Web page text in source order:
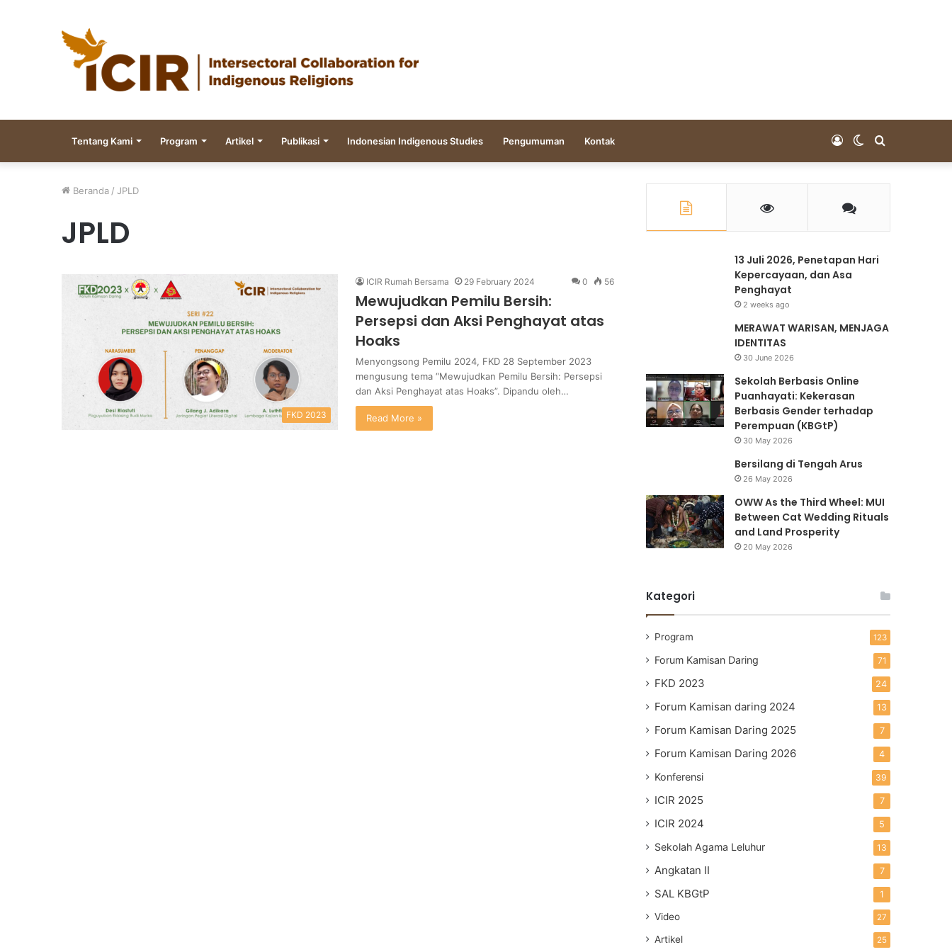
Tentang Kami Program Artikel Publikasi Indonesian Indigenous Studies Pengumuman Kontak
untuk
Switch
skin
Log
In
Beranda / JPLD
JPLD
FKD 2023
ICIR Rumah Bersama 29 February 2024 0 56
Mewujudkan Pemilu Bersih:
Persepsi dan Aksi Penghayat atas
Hoaks
Menyongsong Pemilu 2024, FKD 28 September 2023
mengusung tema “Mewujudkan Pemilu Bersih: Persepsi
dan Aksi Penghayat atas Hoaks”. Dipandu oleh…
Read More »
13 Juli 2026, Penetapan Hari
Kepercayaan, dan Asa
Penghayat
2 weeks ago
MERAWAT WARISAN, MENJAGA
IDENTITAS
30 June 2026
Sekolah Berbasis Online
Puanhayati: Kekerasan
Berbasis Gender terhadap
Perempuan (KBGtP)
30 May 2026
Bersilang di Tengah Arus
26 May 2026
OWW As the Third Wheel: MUI
Between Cat Wedding Rituals
and Land Prosperity
20 May 2026
Kategori
Program 123
Forum Kamisan Daring 71
FKD 2023 24
Forum Kamisan daring 2024 13
Forum Kamisan Daring 2025 7
Forum Kamisan Daring 2026 4
Konferensi 39
ICIR 2025 7
ICIR 2024 5
Sekolah Agama Leluhur 13
Angkatan II 7
SAL KBGtP 1
Video 27
Artikel 25